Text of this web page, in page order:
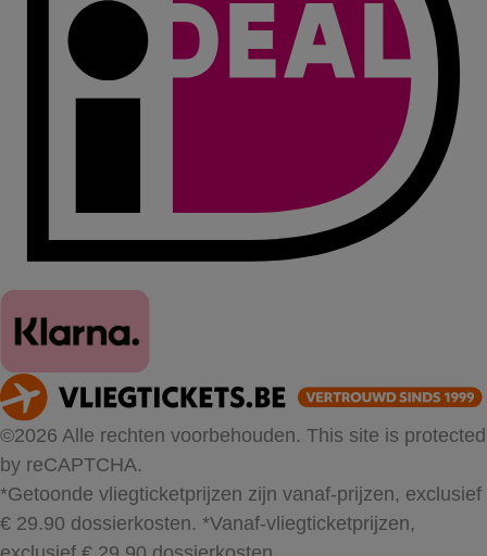
©2026 Alle rechten voorbehouden. This site is protected
by reCAPTCHA.
*Getoonde vliegticketprijzen zijn vanaf-prijzen, exclusief
€ 29.90 dossierkosten. *Vanaf-vliegticketprijzen,